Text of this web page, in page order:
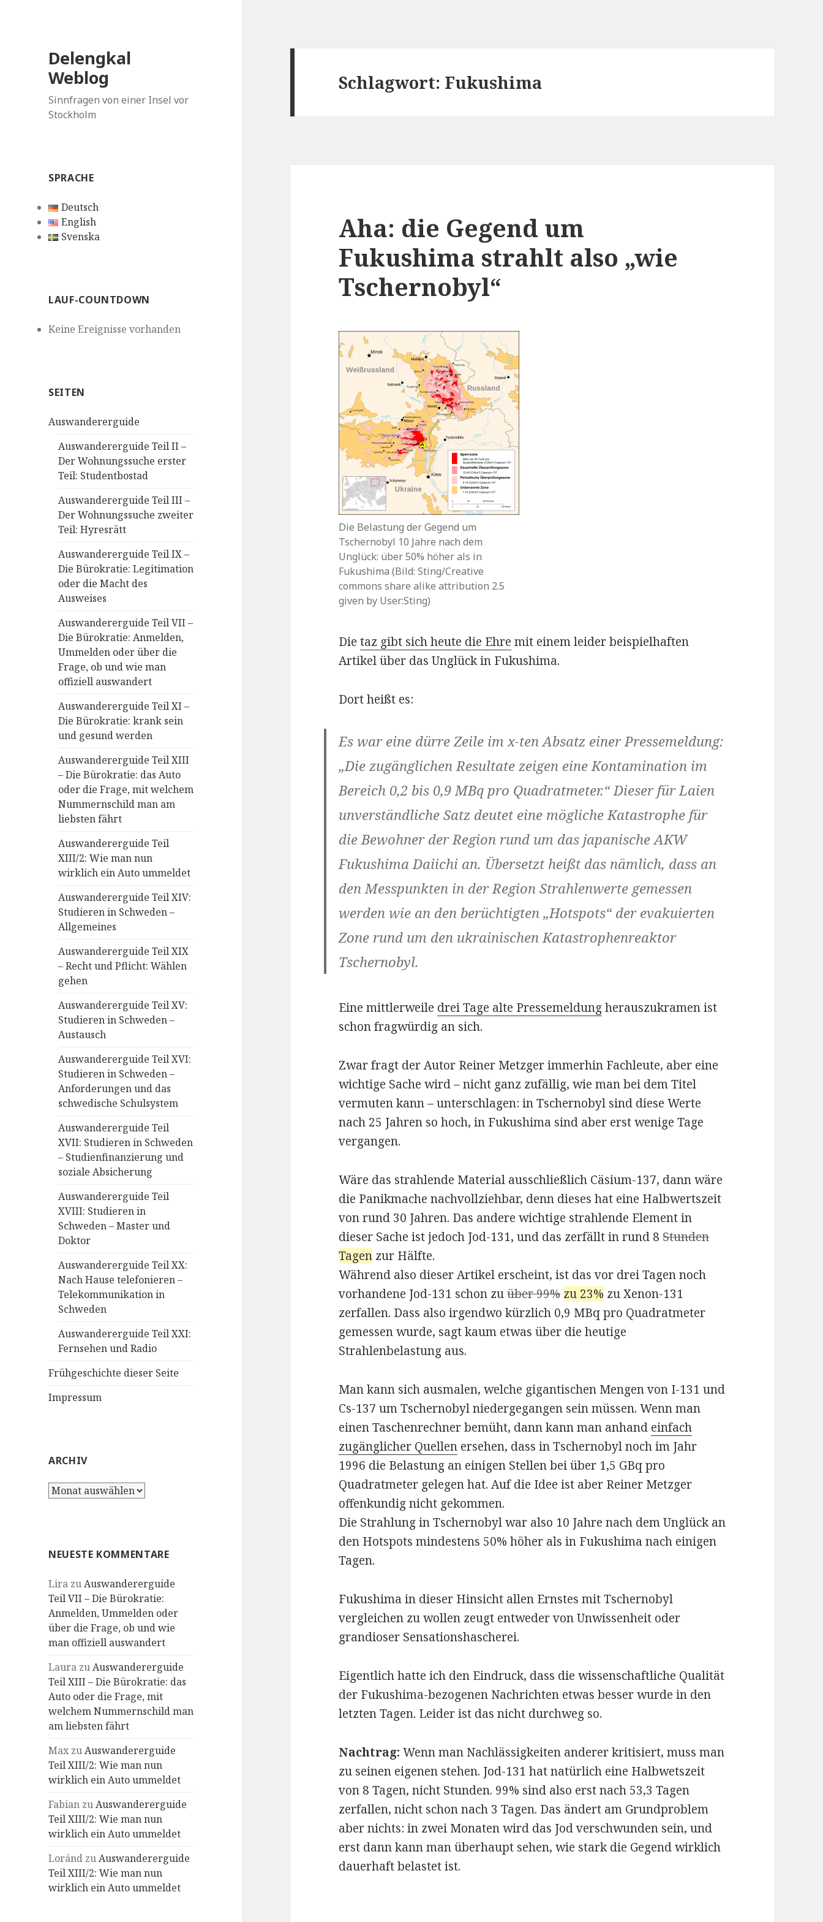
Delengkal
Weblog
Sinnfragen von einer Insel vor
Stockholm
SPRACHE
Deutsch
English
Svenska
LAUF-COUNTDOWN
Keine Ereignisse vorhanden
SEITEN
Auswandererguide
Auswandererguide Teil II –
Der Wohnungssuche erster
Teil: Studentbostad
Auswandererguide Teil III –
Der Wohnungssuche zweiter
Teil: Hyresrätt
Auswandererguide Teil IX –
Die Bürokratie: Legitimation
oder die Macht des
Ausweises
Auswandererguide Teil VII –
Die Bürokratie: Anmelden,
Ummelden oder über die
Frage, ob und wie man
offiziell auswandert
Auswandererguide Teil XI –
Die Bürokratie: krank sein
und gesund werden
Auswandererguide Teil XIII
– Die Bürokratie: das Auto
oder die Frage, mit welchem
Nummernschild man am
liebsten fährt
Auswandererguide Teil
XIII/2: Wie man nun
wirklich ein Auto ummeldet
Auswandererguide Teil XIV:
Studieren in Schweden –
Allgemeines
Auswandererguide Teil XIX
– Recht und Pflicht: Wählen
gehen
Auswandererguide Teil XV:
Studieren in Schweden –
Austausch
Auswandererguide Teil XVI:
Studieren in Schweden –
Anforderungen und das
schwedische Schulsystem
Auswandererguide Teil
XVII: Studieren in Schweden
– Studienfinanzierung und
soziale Absicherung
Auswandererguide Teil
XVIII: Studieren in
Schweden – Master und
Doktor
Auswandererguide Teil XX:
Nach Hause telefonieren –
Telekommunikation in
Schweden
Auswandererguide Teil XXI:
Fernsehen und Radio
Frühgeschichte dieser Seite
Impressum
ARCHIV
Archiv
NEUESTE KOMMENTARE
Lira zuAuswandererguide
Teil VII – Die Bürokratie:
Anmelden, Ummelden oder
über die Frage, ob und wie
man offiziell auswandert
Laura zuAuswandererguide
Teil XIII – Die Bürokratie: das
Auto oder die Frage, mit
welchem Nummernschild man
am liebsten fährt
Max zuAuswandererguide
Teil XIII/2: Wie man nun
wirklich ein Auto ummeldet
Fabian zuAuswandererguide
Teil XIII/2: Wie man nun
wirklich ein Auto ummeldet
Loránd zuAuswandererguide
Teil XIII/2: Wie man nun
wirklich ein Auto ummeldet
Schlagwort: Fukushima
Aha: die Gegend um
Fukushima strahlt also „wie
Tschernobyl“
Die Belastung der Gegend um
Tschernobyl 10 Jahre nach dem
Unglück: über 50% höher als in
Fukushima (Bild: Sting/Creative
commons share alike attribution 2.5
given by User:Sting)
Dietaz gibt sich heute die Ehre mit einem leider beispielhaften
Artikel über das Unglück in Fukushima.
Dort heißt es:
Es war eine dürre Zeile im x-ten Absatz einer Pressemeldung:
„Die zugänglichen Resultate zeigen eine Kontamination im
Bereich 0,2 bis 0,9 MBq pro Quadratmeter.“ Dieser für Laien
unverständliche Satz deutet eine mögliche Katastrophe für
die Bewohner der Region rund um das japanische AKW
Fukushima Daiichi an. Übersetzt heißt das nämlich, dass an
den Messpunkten in der Region Strahlenwerte gemessen
werden wie an den berüchtigten „Hotspots“ der evakuierten
Zone rund um den ukrainischen Katastrophenreaktor
Tschernobyl.
Eine mittlerweile drei Tage alte Pressemeldungherauszukramen ist
schon fragwürdig an sich.
Zwar fragt der Autor Reiner Metzger immerhin Fachleute, aber eine
wichtige Sache wird – nicht ganz zufällig, wie man bei dem Titel
vermuten kann – unterschlagen: in Tschernobyl sind diese Werte
nach 25 Jahren so hoch, in Fukushima sind aber erst wenige Tage
vergangen.
Wäre das strahlende Material ausschließlich Cäsium-137, dann wäre
die Panikmache nachvollziehbar, denn dieses hat eine Halbwertszeit
von rund 30 Jahren. Das andere wichtige strahlende Element in
dieser Sache ist jedoch Jod-131, und das zerfällt in rund 8Stunden
Tagen zur Hälfte.
Während also dieser Artikel erscheint, ist das vor drei Tagen noch
vorhandene Jod-131 schon zuüber 99% zu 23% zu Xenon-131
zerfallen. Dass also irgendwo kürzlich 0,9 MBq pro Quadratmeter
gemessen wurde, sagt kaum etwas über die heutige
Strahlenbelastung aus.
Man kann sich ausmalen, welche gigantischen Mengen von I-131 und
Cs-137 um Tschernobyl niedergegangen sein müssen. Wenn man
einen Taschenrechner bemüht, dann kann man anhand einfach
zugänglicher Quellen ersehen, dass in Tschernobyl noch im Jahr
1996 die Belastung an einigen Stellen bei über 1,5 GBq pro
Quadratmeter gelegen hat. Auf die Idee ist aber Reiner Metzger
offenkundig nicht gekommen.
Die Strahlung in Tschernobyl war also 10 Jahre nach dem Unglück an
den Hotspots mindestens 50% höher als in Fukushima nach einigen
Tagen.
Fukushima in dieser Hinsicht allen Ernstes mit Tschernobyl
vergleichen zu wollen zeugt entweder von Unwissenheit oder
grandioser Sensationshascherei.
Eigentlich hatte ich den Eindruck, dass die wissenschaftliche Qualität
der Fukushima-bezogenen Nachrichten etwas besser wurde in den
letzten Tagen. Leider ist das nicht durchweg so.
Nachtrag: Wenn man Nachlässigkeiten anderer kritisiert, muss man
zu seinen eigenen stehen. Jod-131 hat natürlich eine Halbwetszeit
von 8 Tagen, nicht Stunden. 99% sind also erst nach 53,3 Tagen
zerfallen, nicht schon nach 3 Tagen. Das ändert am Grundproblem
aber nichts: in zwei Monaten wird das Jod verschwunden sein, und
erst dann kann man überhaupt sehen, wie stark die Gegend wirklich
dauerhaft belastet ist.